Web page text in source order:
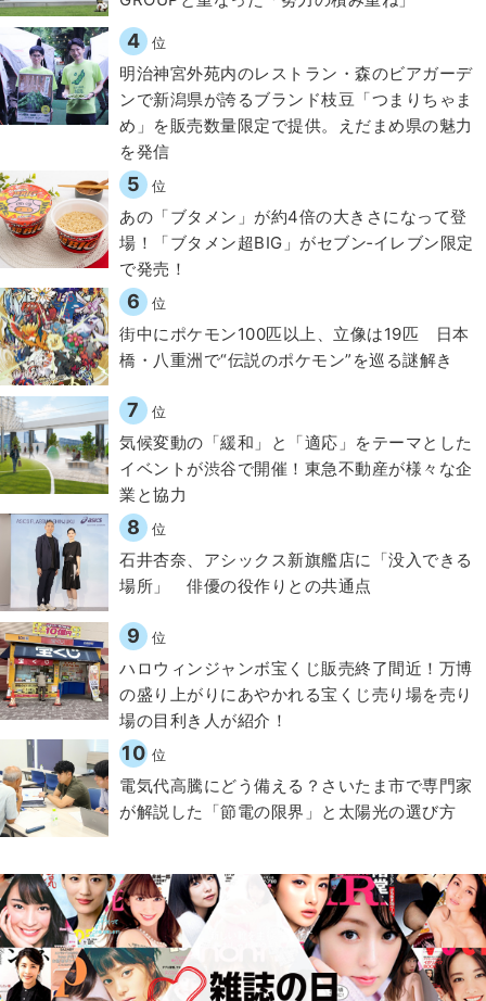
4 位
明治神宮外苑内のレストラン・森のビアガーデ
ンで新潟県が誇るブランド枝豆「つまりちゃま
め」を販売数量限定で提供。えだまめ県の魅力
を発信
5 位
あの「ブタメン」が約4倍の大きさになって登
場！「ブタメン超BIG」がセブン‐イレブン限定
で発売！
6 位
街中にポケモン100匹以上、立像は19匹 日本
橋・八重洲で“伝説のポケモン”を巡る謎解き
7 位
気候変動の「緩和」と「適応」をテーマとした
イベントが渋谷で開催！東急不動産が様々な企
業と協力
8 位
石井杏奈、アシックス新旗艦店に「没入できる
場所」 俳優の役作りとの共通点
9 位
ハロウィンジャンボ宝くじ販売終了間近！万博
の盛り上がりにあやかれる宝くじ売り場を売り
場の目利き人が紹介！
10 位
電気代高騰にどう備える？さいたま市で専門家
が解説した「節電の限界」と太陽光の選び方